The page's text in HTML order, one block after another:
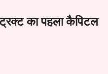
का पहला कैपिटल